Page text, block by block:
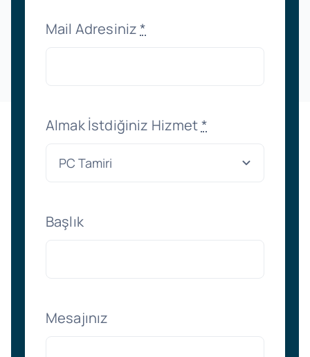
Mail Adresiniz*
Almak İstdiğiniz Hizmet*
Başlık
Mesajınız